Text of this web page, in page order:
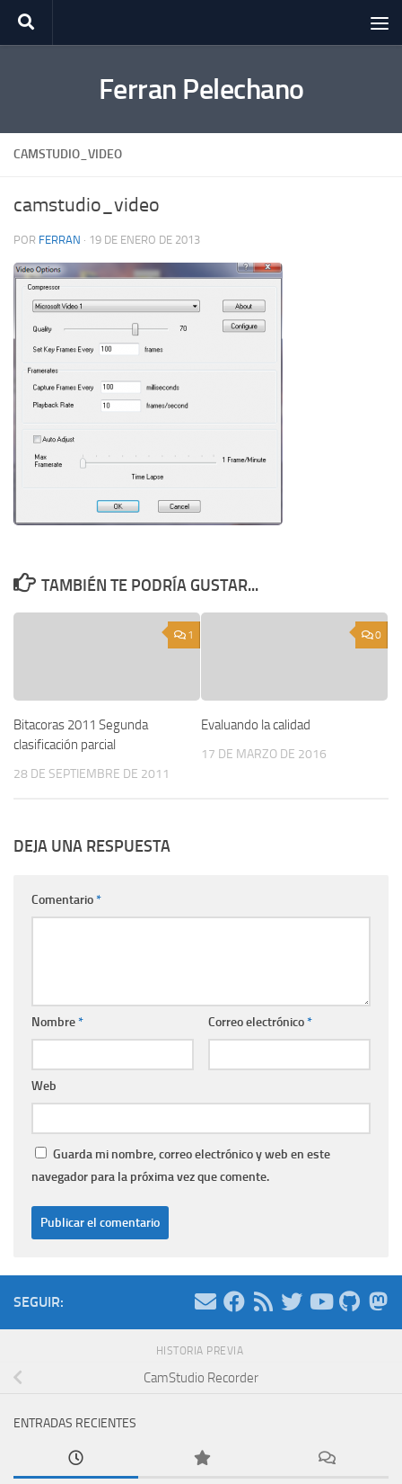
Saltar al contenido
Ferran Pelechano
CAMSTUDIO_VIDEO
camstudio_video
POR FERRAN · 19 DE ENERO DE 2013
TAMBIÉN TE PODRÍA GUSTAR...
1
Bitacoras 2011 Segunda
clasificación parcial
28 DE SEPTIEMBRE DE 2011
0
Evaluando la calidad
17 DE MARZO DE 2016
DEJA UNA RESPUESTA
Comentario*
Nombre* Correo electrónico*
Web
Guarda mi nombre, correo electrónico y web en este
navegador para la próxima vez que comente.
SEGUIR:
HISTORIA PREVIA
CamStudio Recorder
ENTRADAS RECIENTES